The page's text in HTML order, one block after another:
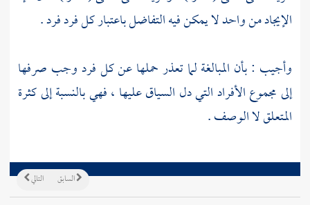
الإيجاد من واحد لا يمكن فيه التفاضل باعتبار كل فرد فرد .
وأجيب : بأن المبالغة لما تعذر حملها عن كل فرد وجب صرفها
إلى مجموع الأفراد التي دل السياق عليها ، فهي بالنسبة إلى كثرة
المتعلق لا الوصف .
التالي السابق